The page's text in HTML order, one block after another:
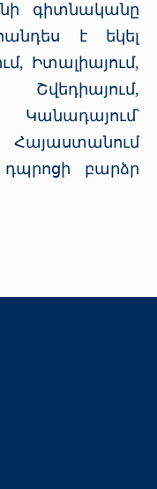
գիտնականը
հանդես է եկել
Իտալիայում,
Հայաստանում
բարձր